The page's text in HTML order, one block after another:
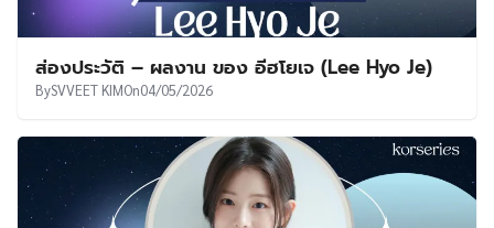
ส่องประวัติ – ผลงาน ของ อีฮโยเจ (Lee Hyo Je)
BySVVEET KIMOn04/05/2026